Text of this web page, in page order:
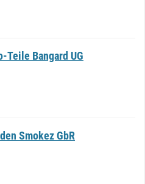
Teile Bangard UG
Smokez GbR